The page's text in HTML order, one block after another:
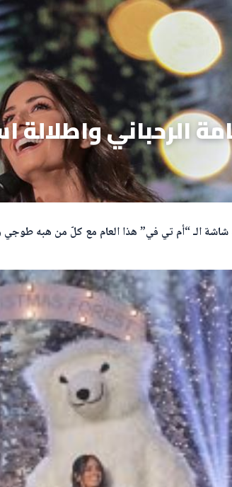
واطلالة
شاشة الـ “أم تي في” هذا العام مع كلّ من هبه